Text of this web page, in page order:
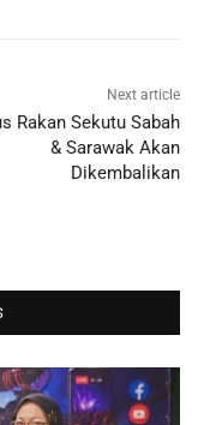
Next article
Rakan Sekutu Sabah
& Sarawak Akan
Dikembalikan